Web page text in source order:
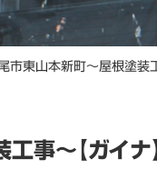
市東山本新町～屋根塗装工
事～【ガイナ】